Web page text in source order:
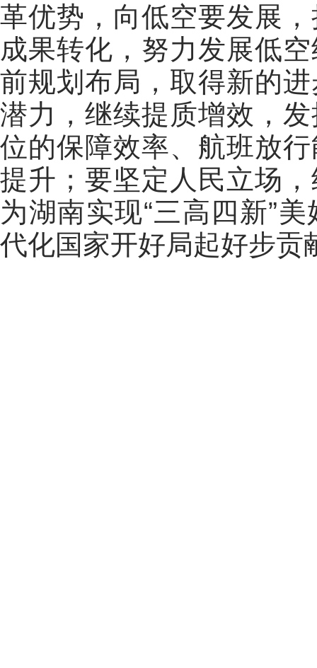
革优势，向低空要发展
成果转化，努力发展低
前规划布局，取得新的
潜力，继续提质增效，
位的保障效率、航班放
提升；要坚定人民立场
为湖南实现“三高四新”
代化国家开好局起好步贡